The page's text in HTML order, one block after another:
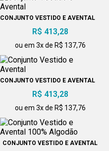
CONJUNTO VESTIDO E AVENTAL
R$ 413,28
ou em 3x de R$ 137,76
CONJUNTO VESTIDO E AVENTAL
R$ 413,28
ou em 3x de R$ 137,76
CONJUNTO VESTIDO E AVENTAL